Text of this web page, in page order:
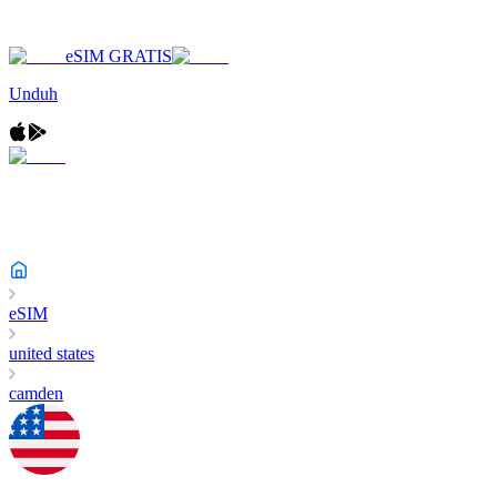
eSIM GRATIS
Unduh
eSIM
united states
camden